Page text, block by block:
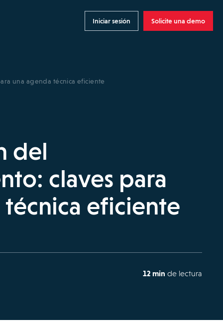
Iniciar sesión Solicite una demo
una agenda técnica eficiente
del
claves para
eficiente
12 min de lectura